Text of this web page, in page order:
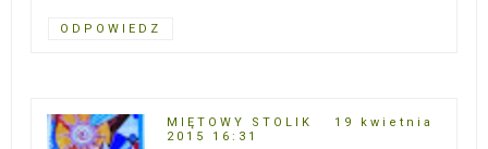
ODPOWIEDZ
MIĘTOWY STOLIK
19 kwietnia
2015 16:31